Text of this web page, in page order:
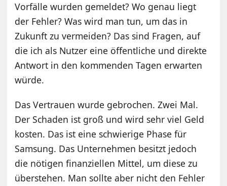
Vorfälle wurden gemeldet? Wo genau liegt
der Fehler? Was wird man tun, um das in
Zukunft zu vermeiden? Das sind Fragen, auf
die ich als Nutzer eine öffentliche und direkte
Antwort in den kommenden Tagen erwarten
würde.
Das Vertrauen wurde gebrochen. Zwei Mal.
Der Schaden ist groß und wird sehr viel Geld
kosten. Das ist eine schwierige Phase für
Samsung. Das Unternehmen besitzt jedoch
die nötigen finanziellen Mittel, um diese zu
überstehen. Man sollte aber nicht den Fehler